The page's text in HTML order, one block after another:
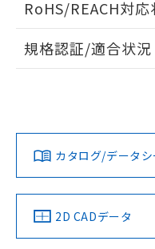
ドすることができま
ロ
ダウンロードデータをご
みください。
ソフトウェアの使用条件
RoHS/REACH対応
EU RoHS 注意事項
対応済み
中国 RoHS 注意事項
規格認証/適合状況
LR型式承認
（イギリス
船舶規格）
DNV型
（ノル
No No
カタログ/データ
2D CADデータ